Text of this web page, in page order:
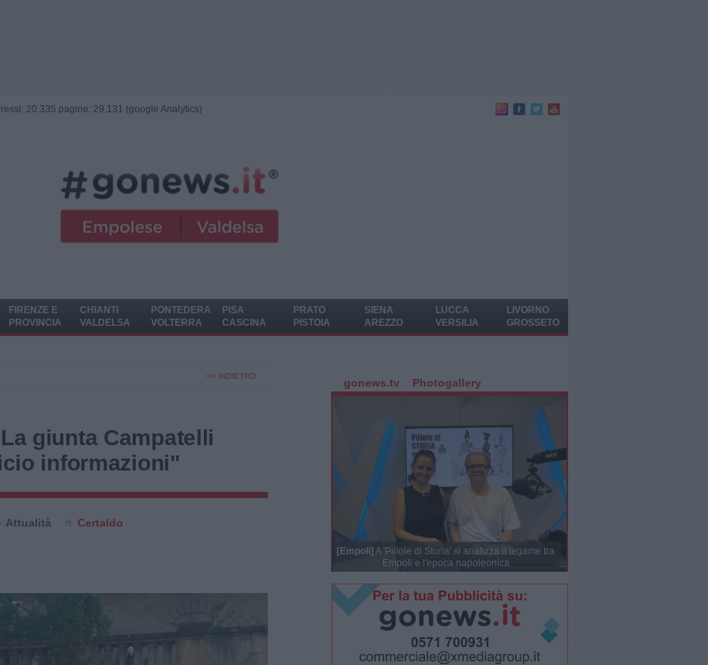
20.335 pagine: 29.131 (google Analytics)
FIRENZE E
PROVINCIA
CHIANTI
VALDELSA
PONTEDERA
VOLTERRA
PISA
CASCINA
PRATO
PISTOIA
SIENA
AREZZO
LUCCA
VERSILIA
LIVORNO
GROSSETO
<< INDIETRO
giunta Campatelli
informazioni"
Attualità Certaldo
gonews.tv Photogallery
[Empoli] A 'Pillole di Storia' si analizza il legame tra
Empoli e l'epoca napoleonica